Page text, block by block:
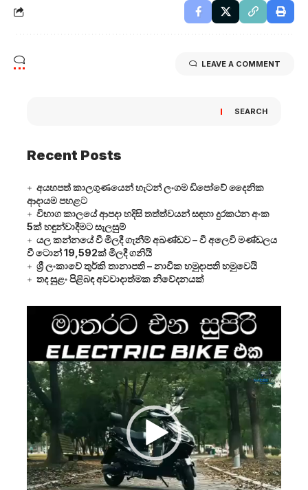
LEAVE A COMMENT
SEARCH
Recent Posts
අයහපත් කාලගුණයෙන් හැටන් ලංගම ඩිපෝවේ දෛනික
ආදායම පහළට
විභාග කාලයේ ආපදා හදිසි තත්ත්වයන් සඳහා දුරකථන අංක
5ක් හඳුන්වාදීමට සැලසුම්
යල කන්නයේ වී මිලදී ගැනීම් අඛණ්ඩව – වී අලෙවි මණ්ඩලය
වී ටොන් 19,592ක් මිලදී ගනියි
ශ්‍රී ලංකාවේ තුර්කි තානාපති – නාවික හමුදාපති හමුවෙයි
තද සුළං පිළිබඳ අවවාදාත්මක නිවේදනයක්
Player